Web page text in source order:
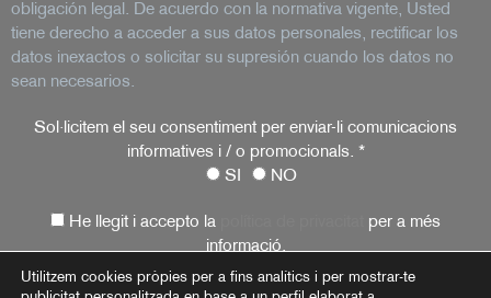
obligación legal. De acuerdo con la normativa vigente, Usted
tiene derecho a acceder a sus datos personales, rectificar los
datos inexactos o solicitar su supresión cuando los datos no
sean necesarios.
Sol·licitem el seu consentiment per enviar-li comunicacions
informatives i / o promocionals. *
SI
NO
He llegit i accepto la
per a més
informació.
Utilitzem cookies pròpies per a fins analítics i per mostrar-te